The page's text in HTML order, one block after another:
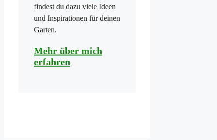
findest du dazu viele Ideen
und Inspirationen für deinen
Garten.
Mehr über mich
erfahren